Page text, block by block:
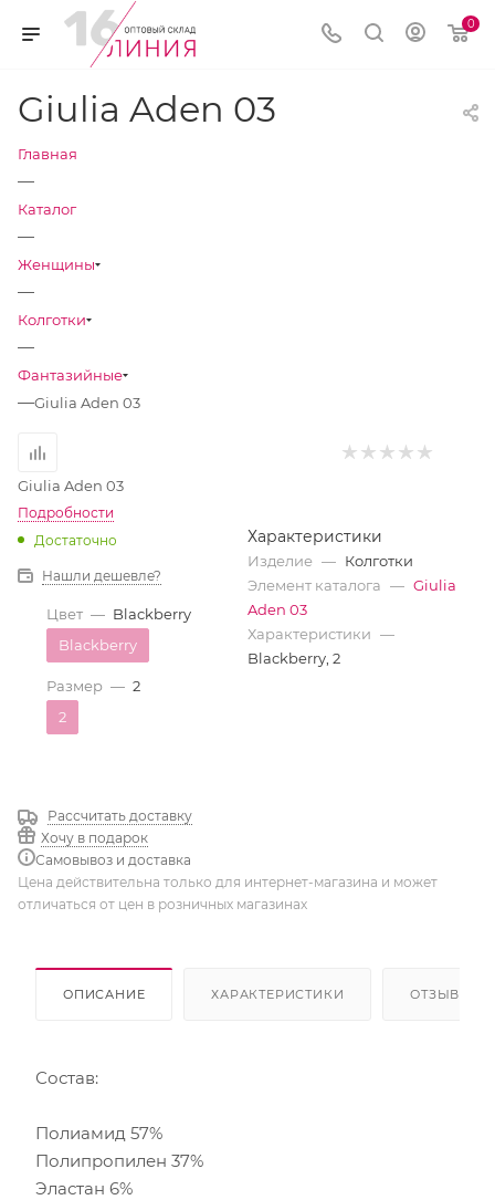
0
Giulia Aden 03
Главная
—
Каталог
—
Женщины
—
Колготки
—
Фантазийные
—Giulia Aden 03
Giulia Aden 03
Подробности
Достаточно
Нашли дешевле?
Цвет — Blackberry
Blackberry
Размер — 2
2
Рассчитать доставку
Хочу в подарок
Самовывоз и доставка
Характеристики
Изделие — Колготки
Элемент каталога — Giulia
Aden 03
Характеристики —
Blackberry, 2
Цена действительна только для интернет-магазина и может
отличаться от цен в розничных магазинах
ОПИСАНИЕ ХАРАКТЕРИСТИКИ ОТЗЫВЫ
Состав:
Полиамид 57%
Полипропилен 37%
Эластан 6%